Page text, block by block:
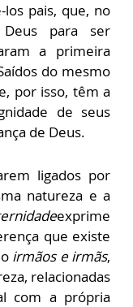
los pais, que, no
para ser
a primeira
do mesmo
por isso, têm a
de seus
de Deus.
ligados por
natureza e a
exprime
que existe
irmãos e irmãs,
relacionadas
com a própria